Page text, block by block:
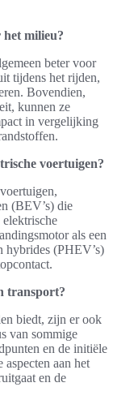
milieu?
beter voor
tijdens het rijden,
Bovendien,
kunnen ze
in vergelijking
voertuigen?
(BEV’s) die
als een
hybrides (PHEV’s)
transport?
biedt, zijn er ook
van sommige
en de initiële
aan het
en de